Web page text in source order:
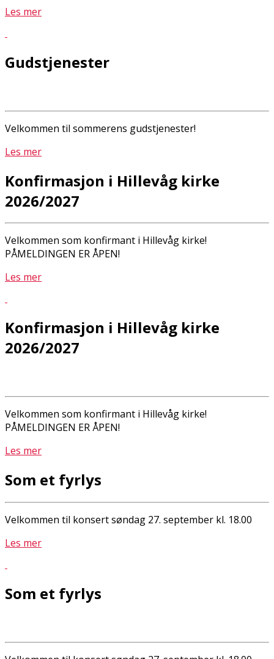
Les mer
Gudstjenester
Velkommen til sommerens gudstjenester!
Les mer
Konfirmasjon i Hillevåg kirke
2026/2027
Velkommen som konfirmant i Hillevåg kirke!
PÅMELDINGEN ER ÅPEN!
Les mer
Konfirmasjon i Hillevåg kirke
2026/2027
Velkommen som konfirmant i Hillevåg kirke!
PÅMELDINGEN ER ÅPEN!
Les mer
Som et fyrlys
Velkommen til konsert søndag 27. september kl. 18.00
Les mer
Som et fyrlys